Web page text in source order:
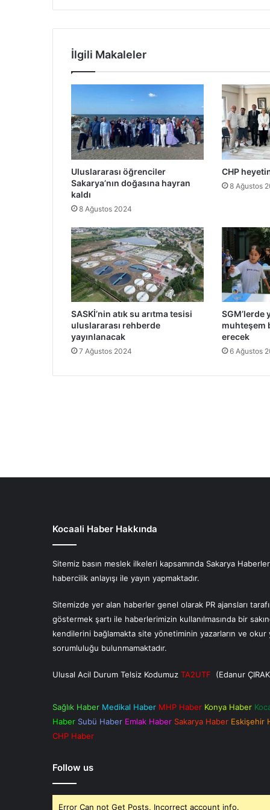
İlgili Makaleler
Uluslararası öğrenciler
Sakarya’nın doğasına hayran
kaldı
8 Ağustos 2024
CHP
8 Ağustos
SASKİ’nin atık su arıtma tesisi
uluslararası rehberde
yayınlanacak
7 Ağustos 2024
SGM’lerde
muhteşem
erecek
6 Ağustos
Kocaali Haber Hakkında
Sitemiz basın meslek ilkeleri kapsamında Sakarya
habercilik anlayışı ile yayın yapmaktadır.
Sitemizde yer alan haberler genel olarak PR ajansları
göstermek şartı ile haberlerimizin kullanılmasında bir
kendilerini bağlamakta site yönetiminin yazarların ve okur
sorumluluğu bulunmamaktadır.
Ulusal Acil Durum Telsiz Kodumuz TA2UTF (Edanur
Sağlık Haber Medikal Haber MHP Haber Konya Haber
Haber Subü Haber Emlak Haber Sakarya Haber Eskişehir
CHP Haber
Follow us
Error Can not Get Posts, Incorrect account info.